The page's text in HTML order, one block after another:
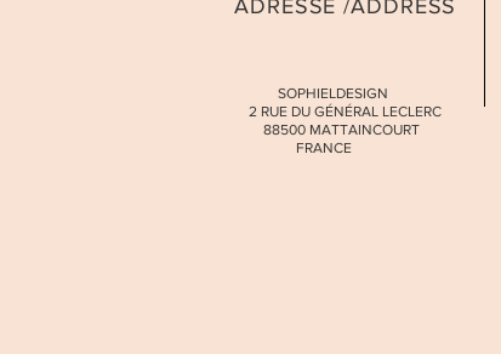
ADRESSE /ADDRESS
SOPHIELDESIGN
2 RUE DU GÉNÉRAL LECLERC
88500 MATTAINCOURT
FRANCE